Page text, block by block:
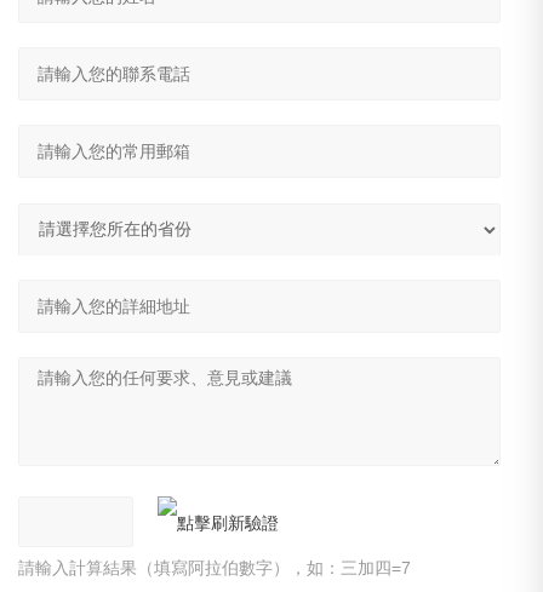
請輸入計算結果（填寫阿拉伯數字），如：三加四=7